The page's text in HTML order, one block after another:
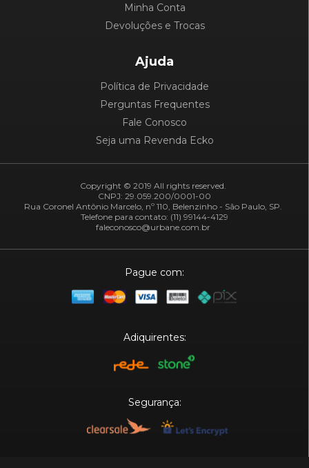
Minha Conta
Devoluções e Trocas
Ajuda
Política de Privacidade
Perguntas Frequentes
Fale Conosco
Seja uma Revenda Ecko
Copyright © 2019 All rights reserved.
CNPJ: 29.059.200/0001-00
Rua Coronel Antônio Marcelo, nº 110, Belenzinho - São Paulo, SP.
Telefone para contato: (11) 99144-4129
faleconosco@urbane.com.br
Pague com:
Adiquirentes:
Segurança: